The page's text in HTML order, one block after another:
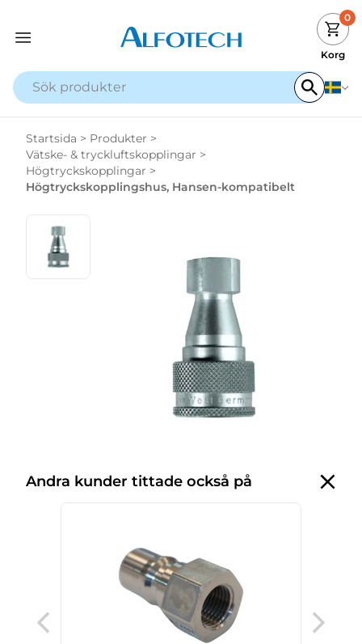
0
Korg
Startsida > Produkter >
Vätske- & tryckluftskopplingar >
Högtryckskopplingar >
Högtryckskopplingshus, Hansen-kompatibelt
Andra kunder tittade också på